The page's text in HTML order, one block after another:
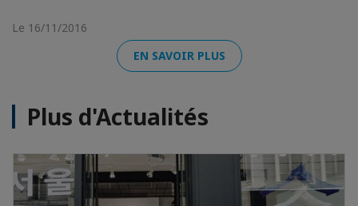
Le 16/11/2016
EN SAVOIR PLUS
Plus d'Actualités